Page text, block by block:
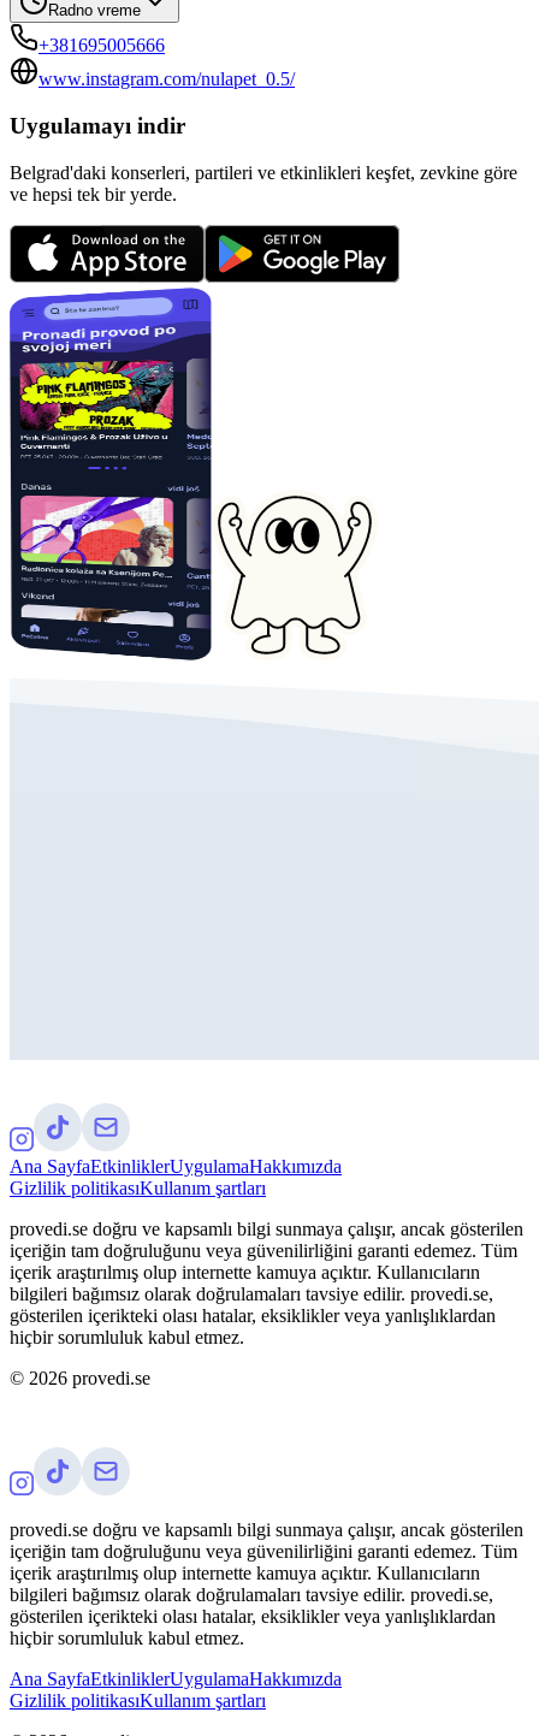
Radno vreme
+381695005666
www.instagram.com/nulapet_0.5/
Uygulamayı indir
Belgrad'daki konserleri, partileri ve etkinlikleri keşfet, zevkine göre
ve hepsi tek bir yerde.
Ana SayfaEtkinliklerUygulamaHakkımızda
Gizlilik politikasıKullanım şartları
provedi.se doğru ve kapsamlı bilgi sunmaya çalışır, ancak gösterilen
içeriğin tam doğruluğunu veya güvenilirliğini garanti edemez. Tüm
içerik araştırılmış olup internette kamuya açıktır. Kullanıcıların
bilgileri bağımsız olarak doğrulamaları tavsiye edilir. provedi.se,
gösterilen içerikteki olası hatalar, eksiklikler veya yanlışlıklardan
hiçbir sorumluluk kabul etmez.
© 2026 provedi.se
provedi.se doğru ve kapsamlı bilgi sunmaya çalışır, ancak gösterilen
içeriğin tam doğruluğunu veya güvenilirliğini garanti edemez. Tüm
içerik araştırılmış olup internette kamuya açıktır. Kullanıcıların
bilgileri bağımsız olarak doğrulamaları tavsiye edilir. provedi.se,
gösterilen içerikteki olası hatalar, eksiklikler veya yanlışlıklardan
hiçbir sorumluluk kabul etmez.
Ana SayfaEtkinliklerUygulamaHakkımızda
Gizlilik politikasıKullanım şartları